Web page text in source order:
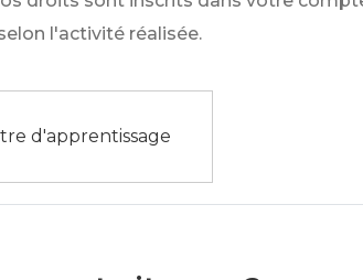
l'activité réalisée.
d'apprentissage